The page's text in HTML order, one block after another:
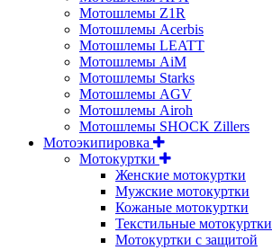
Мотошлемы Z1R
Мотошлемы Acerbis
Мотошлемы LEATT
Мотошлемы AiM
Мотошлемы Starks
Мотошлемы AGV
Мотошлемы Airoh
Мотошлемы SHOCK Zillers
Мотоэкипировка
Мотокуртки
Женские мотокуртки
Мужские мотокуртки
Кожаные мотокуртки
Текстильные мотокуртки
Мотокуртки с защитой